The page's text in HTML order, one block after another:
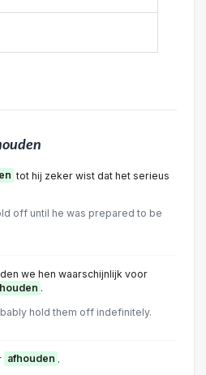
tot hij zeker wist dat het serieus
off until he was prepared to be
we hen waarschijnlijk voor
.
hold them off indefinitely.
afhouden .